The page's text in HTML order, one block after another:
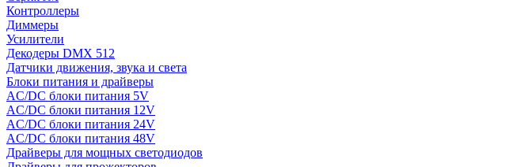
Контроллеры
Диммеры
Усилители
Декодеры DMX 512
Датчики движения, звука и света
Блоки питания и драйверы
AC/DC блоки питания 5V
AC/DC блоки питания 12V
AC/DC блоки питания 24V
AC/DC блоки питания 48V
Драйверы для мощных светодиодов